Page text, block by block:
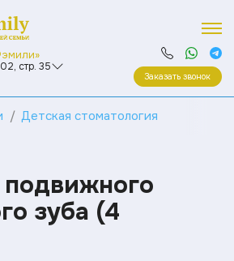
стр. 35
Заказать звонок
Детская стоматология
зуба (4